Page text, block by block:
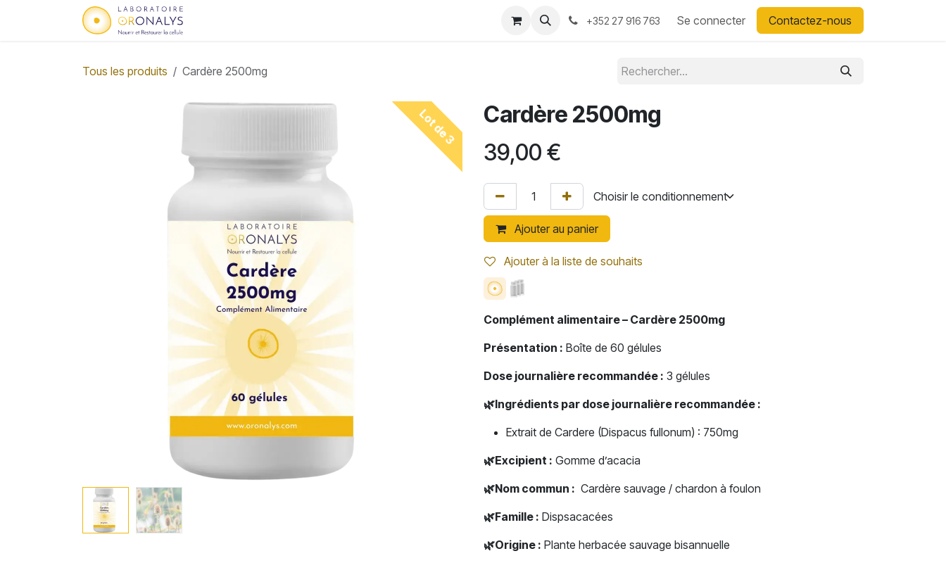
Se rendre au contenu
Blog +352 27 916 763 Se connecter Contactez-nous
Tous les produits Cardère 2500mg
Lot de 3
Cardère 2500mg
39,00 €
Ajouter au panier
Ajouter à la liste de souhaits
Complément alimentaire – Cardère 2500mg
Présentation : Boîte de 60 gélules
Dose journalière recommandée : 3 gélules
🌿Ingrédients par dose journalière recommandée :
Extrait de Cardere (Dispacus fullonum) : 750mg
🌿Excipient : Gomme d’acacia
🌿Nom commun : Cardère sauvage / chardon à foulon
🌿Famille : Dispsacacées
🌿Origine : Plante herbacée sauvage bisannuelle